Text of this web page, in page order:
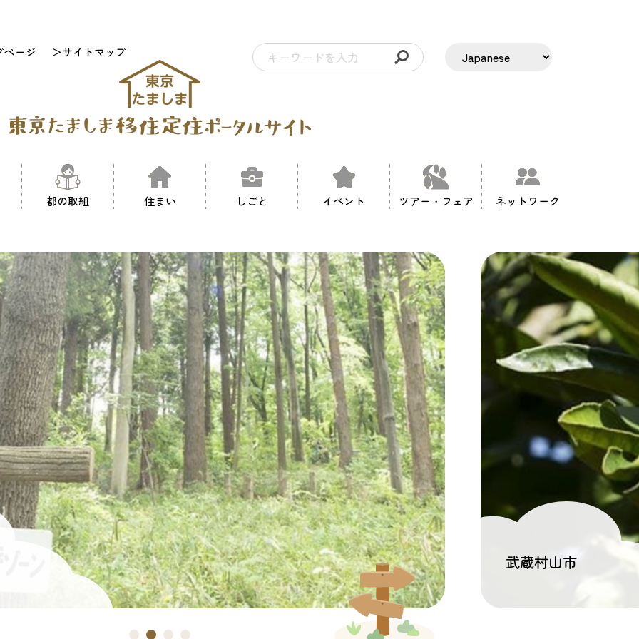
ページ ＞サイトマップ
都の取組 住まい しごと イベント ツアー・フェア ネットワーク
武蔵村山市